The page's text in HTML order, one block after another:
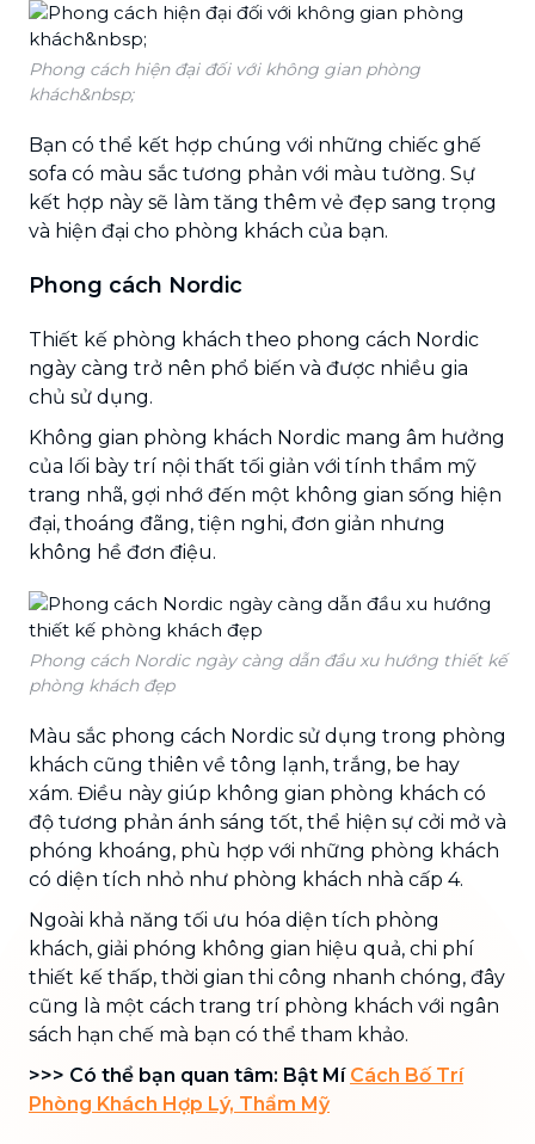
Phong cách hiện đại đối với không gian phòng
khách&nbsp;
Bạn có thể kết hợp chúng với những chiếc ghế
sofa có màu sắc tương phản với màu tường. Sự
kết hợp này sẽ làm tăng thêm vẻ đẹp sang trọng
và hiện đại cho phòng khách của bạn.
Phong cách Nordic
Thiết kế phòng khách theo phong cách Nordic
ngày càng trở nên phổ biến và được nhiều gia
chủ sử dụng.
Không gian phòng khách Nordic mang âm hưởng
của lối bày trí nội thất tối giản với tính thẩm mỹ
trang nhã, gợi nhớ đến một không gian sống hiện
đại, thoáng đãng, tiện nghi, đơn giản nhưng
không hề đơn điệu.
Phong cách Nordic ngày càng dẫn đầu xu hướng thiết kế
phòng khách đẹp
Màu sắc phong cách Nordic sử dụng trong phòng
khách cũng thiên về tông lạnh, trắng, be hay
xám. Điều này giúp không gian phòng khách có
độ tương phản ánh sáng tốt, thể hiện sự cởi mở và
phóng khoáng, phù hợp với những phòng khách
có diện tích nhỏ như phòng khách nhà cấp 4.
Ngoài khả năng tối ưu hóa diện tích phòng
khách, giải phóng không gian hiệu quả, chi phí
thiết kế thấp, thời gian thi công nhanh chóng, đây
cũng là một cách trang trí phòng khách với ngân
sách hạn chế mà bạn có thể tham khảo.
>>> Có thể bạn quan tâm: Bật Mí Cách Bố Trí
Phòng Khách Hợp Lý, Thẩm Mỹ